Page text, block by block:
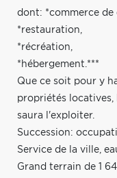
dont: *commerce de
*restauration,
*récréation,
*hébergement.***
Que ce soit pour y
propriétés locatives,
saura l'exploiter.
Succession:
Service de la ville,
Grand terrain de 1